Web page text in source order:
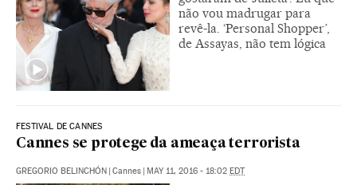
não vou madrugar para
revê-la. ‘Personal Shopper’,
de Assayas, não tem lógica
FESTIVAL DE CANNES
Cannes se protege da ameaça terrorista
GREGORIO BELINCHÓN Cannes MAY 11, 2016 - 18:02 EDT